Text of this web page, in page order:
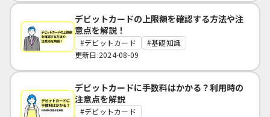
デビットカードの上限額を確認する方法や注
意点を解説！
デビットカード
基礎知識
更新日:2024-08-09
デビットカードに手数料はかかる？利用時の
注意点を解説
デビットカード